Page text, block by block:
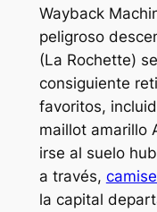
Wayback
peligroso
(La Rochette)
consiguiente
favoritos,
maillot amarillo
irse al suelo
a través,
la capital